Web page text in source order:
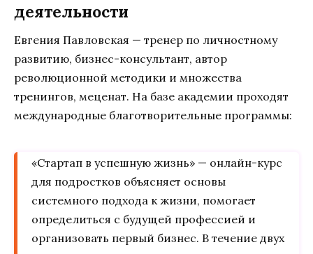
деятельности
Евгения Павловская — тренер по личностному
развитию, бизнес-консультант, автор
революционной методики и множества
тренингов, меценат. На базе академии проходят
международные благотворительные программы:
«Стартап в успешную жизнь» — онлайн-курс
для подростков объясняет основы
системного подхода к жизни, помогает
определиться с будущей профессией и
организовать первый бизнес. В течение двух